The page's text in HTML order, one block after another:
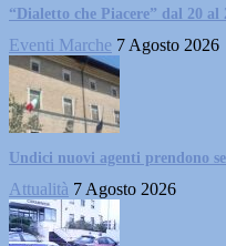
“Dialetto che Piacere” dal 20 al
Eventi Marche 7 Agosto 2026
Undici nuovi agenti prendono
Attualità 7 Agosto 2026